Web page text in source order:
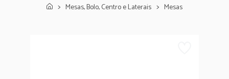
Mesas, Bolo, Centro e Laterais Mesas